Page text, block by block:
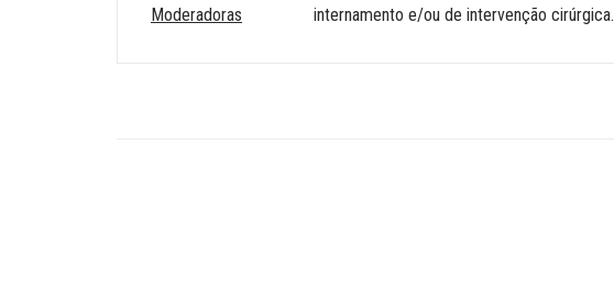
Moderadoras
internamento e/ou de intervenção cirúrgica.